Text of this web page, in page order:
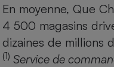
En moyenne, Que
4 500 magasins
dizaines de millions
(1) Service de